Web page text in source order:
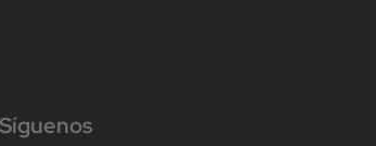
Síguenos